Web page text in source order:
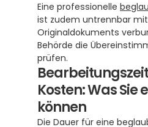
Eine professionelle
ist zudem untrennbar
Originaldokuments
Behörde die
prüfen.
Kosten: Was Sie
können
Die Dauer für eine